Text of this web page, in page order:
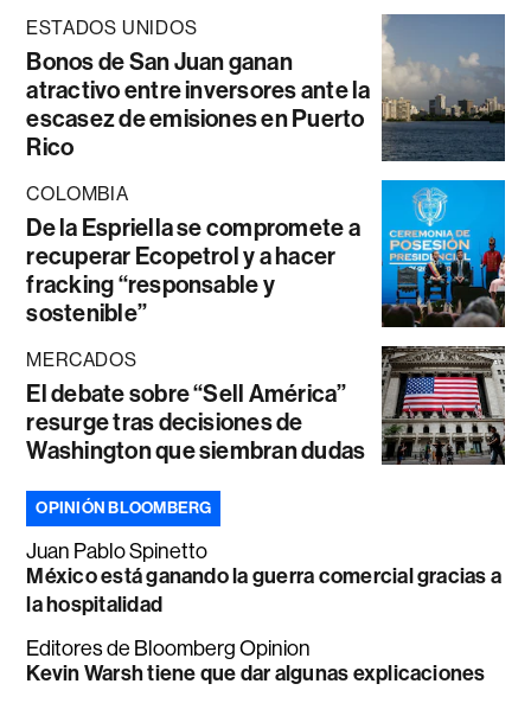
ESTADOS UNIDOS
Bonos de San Juan ganan
atractivo entre inversores ante la
escasez de emisiones en Puerto
Rico
COLOMBIA
De la Espriella se compromete a
recuperar Ecopetrol y a hacer
fracking “responsable y
sostenible”
MERCADOS
El debate sobre “Sell América”
resurge tras decisiones de
Washington que siembran dudas
OPINIÓN BLOOMBERG
Juan Pablo Spinetto
México está ganando la guerra comercial gracias a
la hospitalidad
Editores de Bloomberg Opinion
Kevin Warsh tiene que dar algunas explicaciones